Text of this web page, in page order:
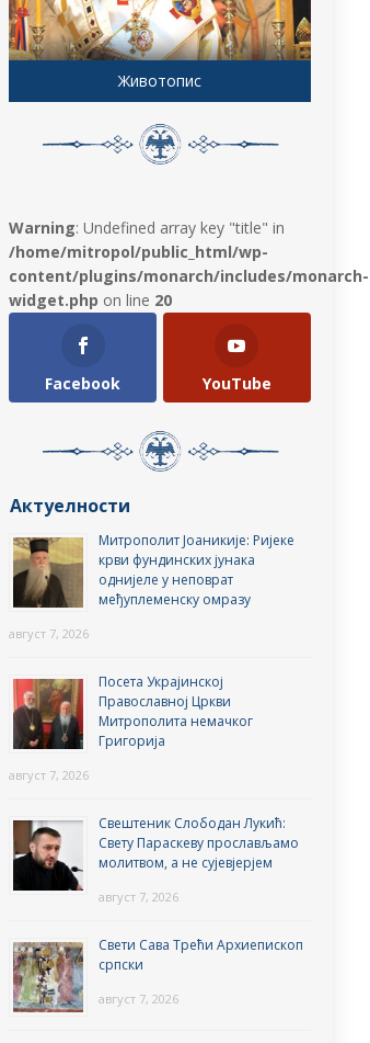
Животопис
Warning: Undefined array key "title" in
/home/mitropol/public_html/wp-
content/plugins/monarch/includes/monarch-
widget.php on line 20
Facebook YouTube
Актуелности
Митрополит Јоаникије: Ријеке
крви фундинских јунака
однијеле у неповрат
међуплеменску омразу
август 7, 2026
Посета Украјинској
Православној Цркви
Митрополита немачког
Григорија
август 7, 2026
Свештеник Слободан Лукић:
Свету Параскеву прослављамо
молитвом, а не сујевјерјем
август 7, 2026
Свети Сава Трећи Архиепископ
српски
август 7, 2026